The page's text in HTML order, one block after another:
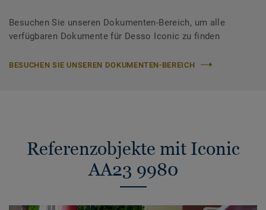
Besuchen Sie unseren Dokumenten-Bereich, um alle
verfügbaren Dokumente für Desso Iconic zu finden
BESUCHEN SIE UNSEREN DOKUMENTEN-BEREICH
Referenzobjekte mit Iconic
AA23 9980